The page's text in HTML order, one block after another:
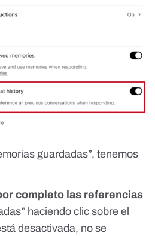
guardadas”, tenemos
completo las referencias
haciendo clic sobre el
desactivada, no se